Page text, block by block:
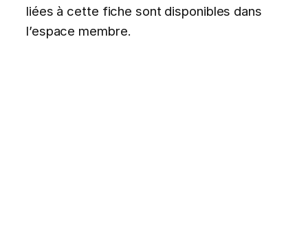
liées à cette fiche sont disponibles dans
l’espace membre.